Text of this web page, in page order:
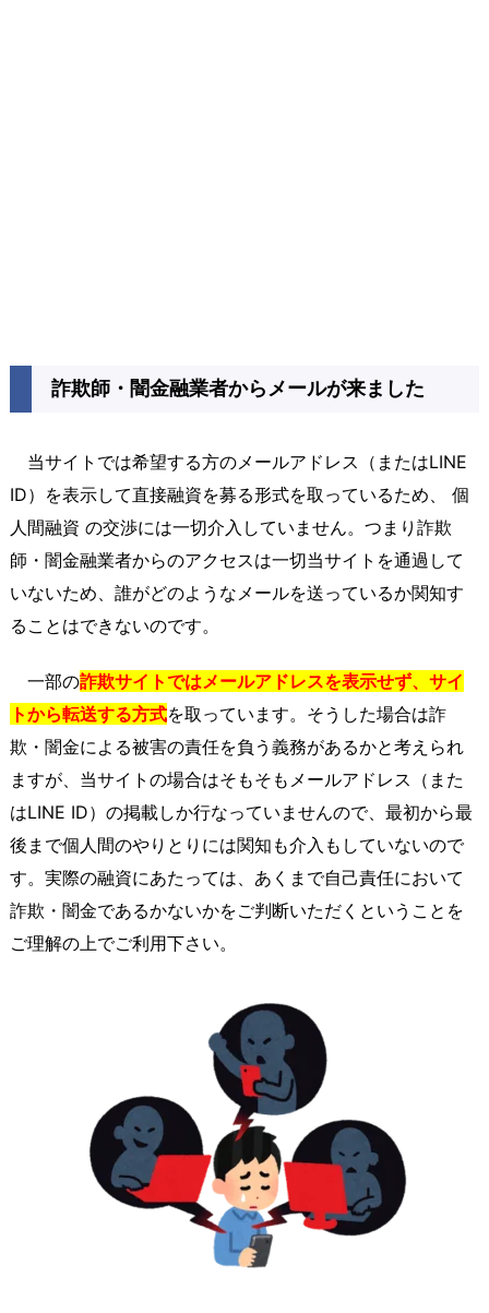
詐欺師・闇金融業者からメールが来ました
当サイトでは希望する方のメールアドレス（またはLINE
ID）を表示して直接融資を募る形式を取っているため、 個
人間融資 の交渉には一切介入していません。つまり詐欺
師・闇金融業者からのアクセスは一切当サイトを通過して
いないため、誰がどのようなメールを送っているか関知す
ることはできないのです。
一部の詐欺サイトではメールアドレスを表示せず、サイ
トから転送する方式を取っています。そうした場合は詐
欺・闇金による被害の責任を負う義務があるかと考えられ
ますが、当サイトの場合はそもそもメールアドレス（また
はLINE ID）の掲載しか行なっていませんので、最初から最
後まで個人間のやりとりには関知も介入もしていないので
す。実際の融資にあたっては、あくまで自己責任において
詐欺・闇金であるかないかをご判断いただくということを
ご理解の上でご利用下さい。